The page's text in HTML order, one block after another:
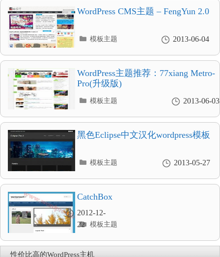
录
WordPress CMS主题 – FengYun 2.0
2013-06-04
分
录
模板主题
WordPress主题推荐：77xiang Metro-
Pro(升级版)
2013-06-03
分
录
模板主题
黑色Eclipse中文汉化wordpress模板
2013-05-27
分
录
模板主题
CatchBox
2012-12-
22
分
录
模板主题
性价比高的WordPress主机